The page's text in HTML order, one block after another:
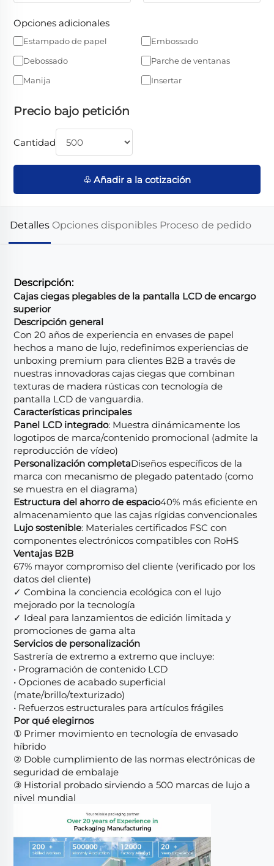
Opciones adicionales
Estampado de papel
Embossado
Debossado
Parche de ventanas
Manija
Insertar
Precio bajo petición
Cantidad
♧ Añadir a la cotización
Detalles Opciones disponibles Proceso de pedido
Descripción:
Cajas ciegas plegables de la pantalla LCD de encargo
superior
Descripción general
Con 20 años de experiencia en envases de papel
hechos a mano de lujo, redefinimos experiencias de
unboxing premium para clientes B2B a través de
nuestras innovadoras cajas ciegas que combinan
texturas de madera rústicas con tecnología de
pantalla LCD de vanguardia.
Características principales
Panel LCD integrado: Muestra dinámicamente los
logotipos de marca/contenido promocional (admite la
reproducción de vídeo)
Personalización completaDiseños específicos de la
marca con mecanismo de plegado patentado (como
se muestra en el diagrama)
Estructura del ahorro de espacio40% más eficiente en
almacenamiento que las cajas rígidas convencionales
Lujo sostenible: Materiales certificados FSC con
componentes electrónicos compatibles con RoHS
Ventajas B2B
67% mayor compromiso del cliente (verificado por los
datos del cliente)
✓ Combina la conciencia ecológica con el lujo
mejorado por la tecnología
✓ Ideal para lanzamientos de edición limitada y
promociones de gama alta
Servicios de personalización
Sastrería de extremo a extremo que incluye:
• Programación de contenido LCD
• Opciones de acabado superficial
(mate/brillo/texturizado)
• Refuerzos estructurales para artículos frágiles
Por qué elegirnos
① Primer movimiento en tecnología de envasado
híbrido
② Doble cumplimiento de las normas electrónicas de
seguridad de embalaje
③ Historial probado sirviendo a 500 marcas de lujo a
nivel mundial